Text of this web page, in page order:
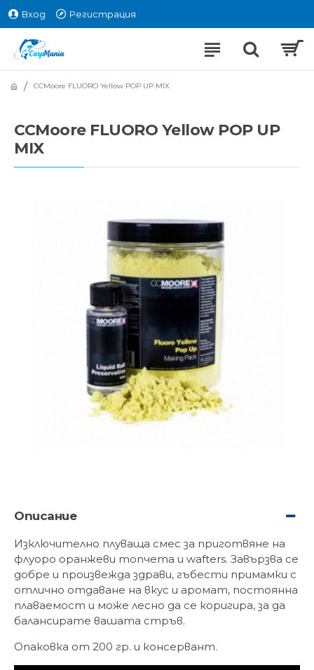
Вход Регистрация
CCMoore FLUORO Yellow POP UP MIX
CCMoore FLUORO Yellow POP UP
MIX
Описание
Изключително плуваща смес за приготвяне на
флуоро оранжеви топчета и wafters. Завързва се
добре и произвежда здрави, гъбести примамки с
отлично отдаване на вкус и аромат, постоянна
плаваемост и може лесно да се коригира, за да
балансирате вашата стръв.
Опаковка от 200 гр. и консервант.